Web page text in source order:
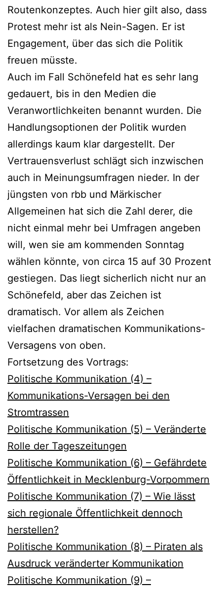
Routenkonzeptes. Auch hier gilt also, dass
Protest mehr ist als Nein-Sagen. Er ist
Engagement, über das sich die Politik
freuen müsste.
Auch im Fall Schönefeld hat es sehr lang
gedauert, bis in den Medien die
Veranwortlichkeiten benannt wurden. Die
Handlungsoptionen der Politik wurden
allerdings kaum klar dargestellt. Der
Vertrauensverlust schlägt sich inzwischen
auch in Meinungsumfragen nieder. In der
jüngsten von rbb und Märkischer
Allgemeinen hat sich die Zahl derer, die
nicht einmal mehr bei Umfragen angeben
will, wen sie am kommenden Sonntag
wählen könnte, von circa 15 auf 30 Prozent
gestiegen. Das liegt sicherlich nicht nur an
Schönefeld, aber das Zeichen ist
dramatisch. Vor allem als Zeichen
vielfachen dramatischen Kommunikations-
Versagens von oben.
Fortsetzung des Vortrags:
Politische Kommunikation (4) –
Kommunikations-Versagen bei den
Stromtrassen
Politische Kommunikation (5) – Veränderte
Rolle der Tageszeitungen
Politische Kommunikation (6) – Gefährdete
Öffentlichkeit in Mecklenburg-Vorpommern
Politische Kommunikation (7) – Wie lässt
sich regionale Öffentlichkeit dennoch
herstellen?
Politische Kommunikation (8) – Piraten als
Ausdruck veränderter Kommunikation
Politische Kommunikation (9) –